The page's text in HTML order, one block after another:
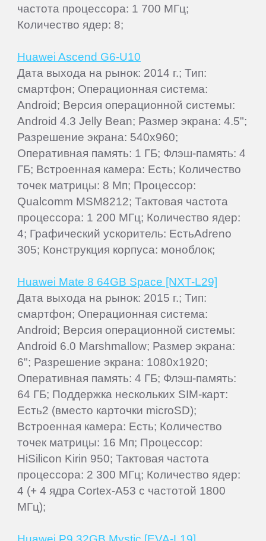
частота процессора: 1 700 МГц;
Количество ядер: 8;
Huawei Ascend G6-U10
Дата выхода на рынок: 2014 г.; Тип:
смартфон; Операционная система:
Android; Версия операционной системы:
Android 4.3 Jelly Bean; Размер экрана: 4.5";
Разрешение экрана: 540x960;
Оперативная память: 1 ГБ; Флэш-память: 4
ГБ; Встроенная камера: Есть; Количество
точек матрицы: 8 Мп; Процессор:
Qualcomm MSM8212; Тактовая частота
процессора: 1 200 МГц; Количество ядер:
4; Графический ускоритель: ЕстьAdreno
305; Конструкция корпуса: моноблок;
Huawei Mate 8 64GB Space [NXT-L29]
Дата выхода на рынок: 2015 г.; Тип:
смартфон; Операционная система:
Android; Версия операционной системы:
Android 6.0 Marshmallow; Размер экрана:
6"; Разрешение экрана: 1080x1920;
Оперативная память: 4 ГБ; Флэш-память:
64 ГБ; Поддержка нескольких SIM-карт:
Есть2 (вместо карточки microSD);
Встроенная камера: Есть; Количество
точек матрицы: 16 Мп; Процессор:
HiSilicon Kirin 950; Тактовая частота
процессора: 2 300 МГц; Количество ядер:
4 (+ 4 ядра Cortex-A53 с частотой 1800
МГц);